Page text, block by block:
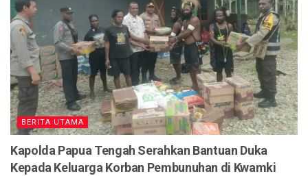
BERITA UTAMA
Kapolda Papua Tengah Serahkan Bantuan Duka
Kepada Keluarga Korban Pembunuhan di Kwamki